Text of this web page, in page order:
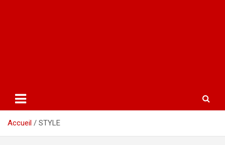
Accueil STYLE